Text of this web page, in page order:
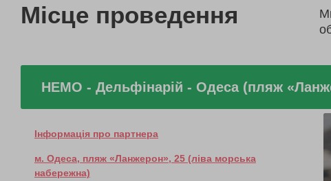
Місце проведення
НЕМО - Дельфінарій - Одеса (пляж
Інформація про партнера
м. Одеса, пляж «Ланжерон», 25 (ліва морська
набережна)